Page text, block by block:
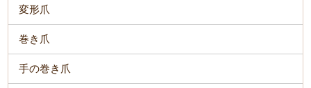
変形爪
巻き爪
手の巻き爪